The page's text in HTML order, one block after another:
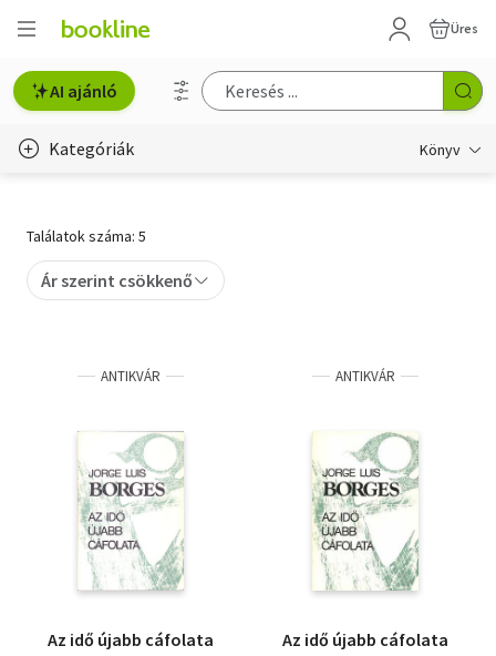
Üres
AI ajánló
Kategóriák Könyv
Gyermek- és ifjúsági
Szakkönyv
Szótár, nyelvkönyv
Tankönyv, segédkönyv
Társadalomtudomány
Találatok száma: 5
Ár szerint csökkenő
ANTIKVÁR
Az idő újabb cáfolata
ANTIKVÁR
Az idő újabb cáfolata